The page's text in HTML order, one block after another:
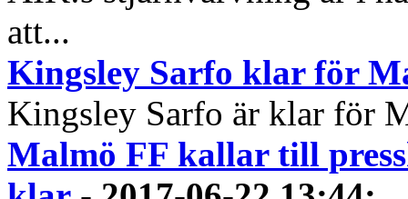
att...
Kingsley Sarfo klar för
Kingsley Sarfo är klar för
Malmö FF kallar till